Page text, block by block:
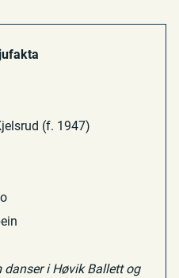
(f. 1947)
i Høvik Ballett og